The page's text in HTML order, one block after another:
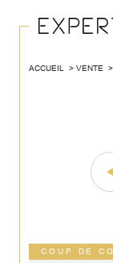
ACCUEIL VENTE
COUP DE